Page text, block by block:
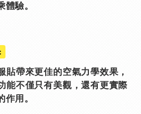
體驗。
貼帶來更佳的空氣力學效果，
能不僅只有美觀，還有更實際
作用。